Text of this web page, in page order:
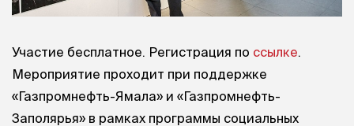
Участие бесплатное. Регистрация по ссылке.
Мероприятие проходит при поддержке
«Газпромнефть-Ямала» и «Газпромнефть-
Заполярья» в рамках программы социальных